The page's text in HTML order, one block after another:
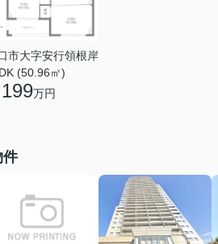
市大字安行領根岸
(50.96㎡)
万円
件